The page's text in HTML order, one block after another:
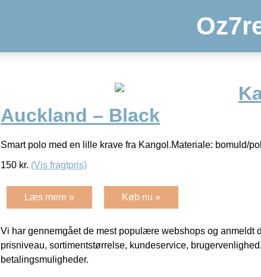
Auckland – Black
Smart polo med en lille krave fra Kangol.Materiale: bomuld/
150 kr. (Vis fragtpris)
Læs mere » Køb nu »
Vi har gennemgået de mest populære webshops og anmeldt
prisniveau, sortimentstørrelse, kundeservice,
betalingsmuligheder.